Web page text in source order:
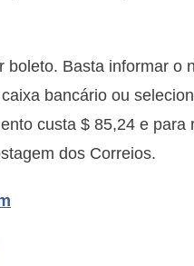
boleto. Basta informar o
bancário ou
custa $ 85,24 e para
dos Correios.